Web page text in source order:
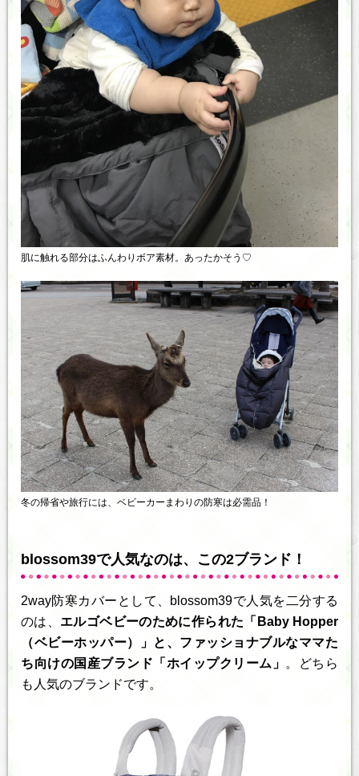
肌に触れる部分はふんわりボア素材。あったかそう♡
冬の帰省や旅行には、ベビーカーまわりの防寒は必需品！
blossom39で人気なのは、この2ブランド！
2way防寒カバーとして、blossom39で人気を二分する
のは、 エルゴベビーのために作られた「Baby Hopper
（ベビーホッパー）」と、ファッショナブルなママた
ち向けの国産ブランド「ホイップクリーム」 。どちら
も人気のブランドです。